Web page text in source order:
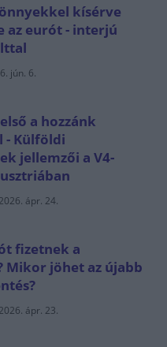
kísérve
az eurót - interjú
jún. 6.
a hozzánk
- Külföldi
jellemzői a V4-
2026. ápr. 24.
fizetnek a
Mikor jöhet az újabb
2026. ápr. 23.